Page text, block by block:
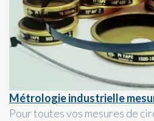
Métrologie industrielle
Pour toutes vos mesures de